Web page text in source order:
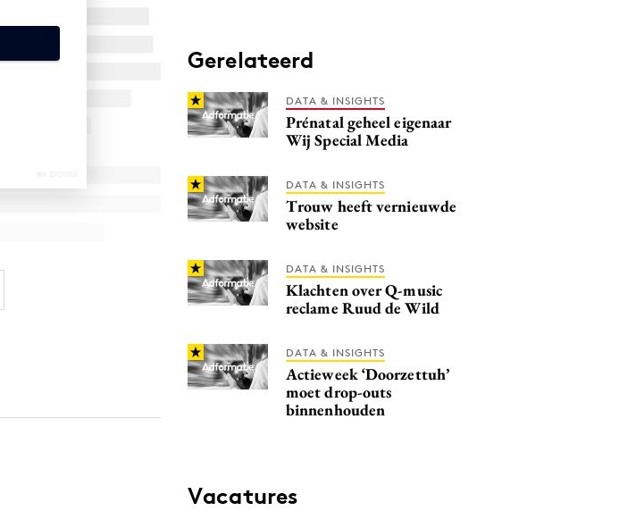
Gerelateerd
DATA & INSIGHTS
Prénatal geheel eigenaar
Wij Special Media
DATA & INSIGHTS
Trouw heeft vernieuwde
website
DATA & INSIGHTS
Klachten over Q-music
reclame Ruud de Wild
DATA & INSIGHTS
Actieweek ‘Doorzettuh’
moet drop-outs
binnenhouden
Vacatures